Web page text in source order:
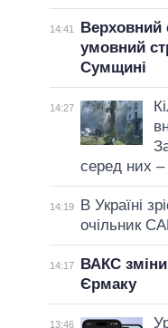
14:41
Верховний
умовний
Сумщині
14:27
серед них –
14:19
В Україні
очільник
14:17
ВАКС
Єрмаку
13:46